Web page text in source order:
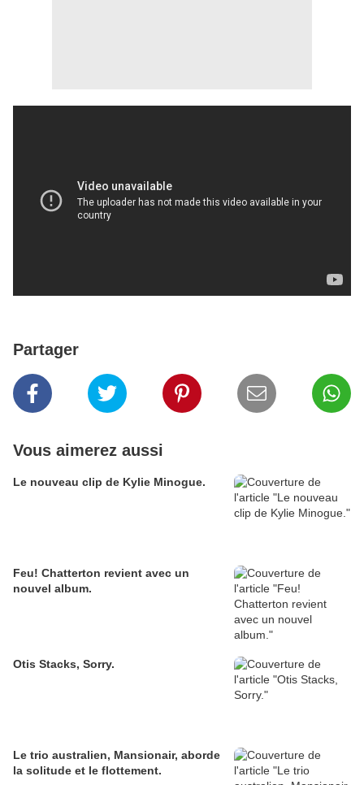
Partager
Vous aimerez aussi
Le nouveau clip de Kylie Minogue.
Feu! Chatterton revient avec un
nouvel album.
Otis Stacks, Sorry.
Le trio australien, Mansionair, aborde
la solitude et le flottement.